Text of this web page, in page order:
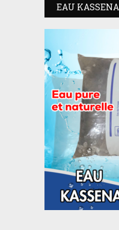
EAU KASSENA